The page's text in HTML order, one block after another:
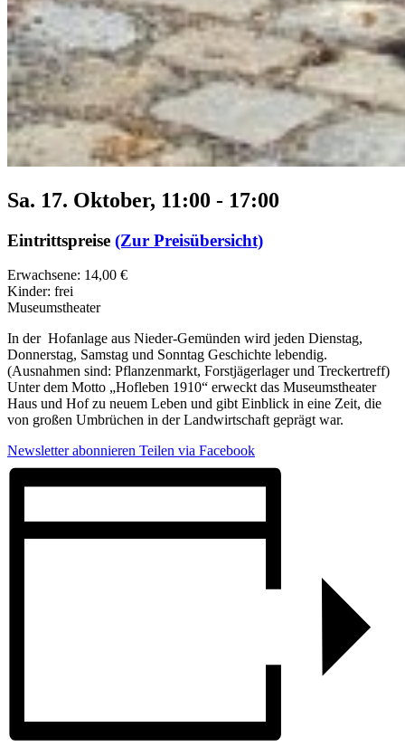
Sa. 17. Oktober, 11:00 - 17:00
Eintrittspreise (Zur Preisübersicht)
Erwachsene: 14,00 €
Kinder: frei
Museumstheater
In der Hofanlage aus Nieder-Gemünden wird jeden Dienstag,
Donnerstag, Samstag und Sonntag Geschichte lebendig.
(Ausnahmen sind: Pflanzenmarkt, Forstjägerlager und Treckertreff)
Unter dem Motto „Hofleben 1910“ erweckt das Museumstheater
Haus und Hof zu neuem Leben und gibt Einblick in eine Zeit, die
von großen Umbrüchen in der Landwirtschaft geprägt war.
Newsletter abonnieren Teilen via Facebook